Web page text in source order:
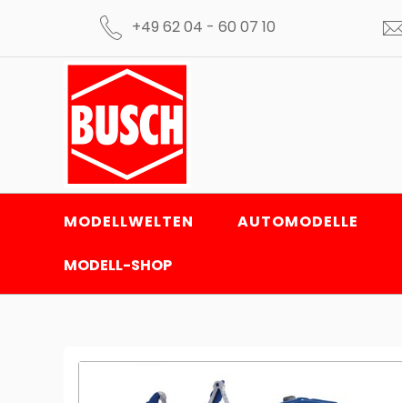
+49 62 04 - 60 07 10
MODELLWELTEN AUTOMODELLE
MODELL-SHOP